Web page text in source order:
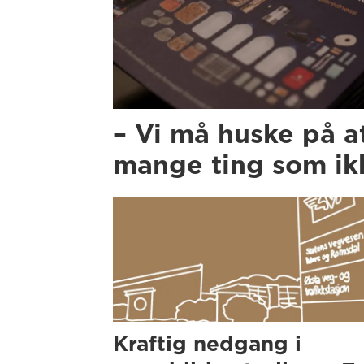
– Vi må huske på
mange ting som
Kraftig nedgang i